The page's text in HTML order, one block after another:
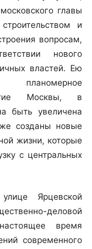
главы
и
вопросам,
нового
властей. Ею
Москвы, в
быть увеличена
созданы новые
жизни, которые
с центральных
Ярцевской
деловой
время
современного